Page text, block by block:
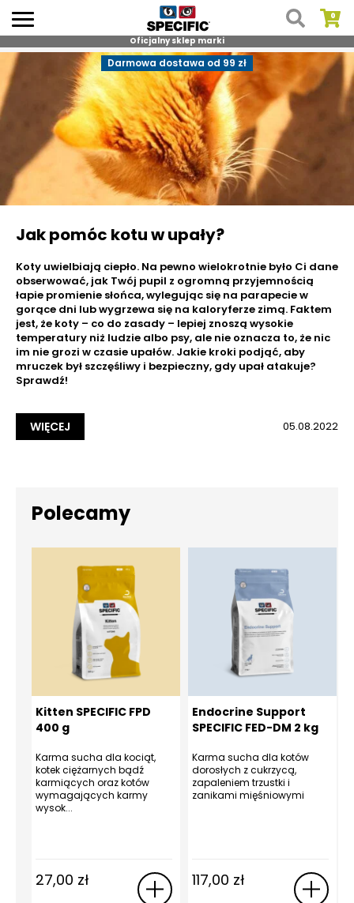
Skip
to
content
Oficjalny sklep marki
Darmowa dostawa od 99 zł
Jak pomóc kotu w upały?
Koty uwielbiają ciepło. Na pewno wielokrotnie było Ci dane
obserwować, jak Twój pupil z ogromną przyjemnością
łapie promienie słońca, wylegując się na parapecie w
gorące dni lub wygrzewa się na kaloryferze zimą. Faktem
jest, że koty – co do zasady – lepiej znoszą wysokie
temperatury niż ludzie albo psy, ale nie oznacza to, że nic
im nie grozi w czasie upałów. Jakie kroki podjąć, aby
mruczek był szczęśliwy i bezpieczny, gdy upał atakuje?
Sprawdź!
WIĘCEJ 05.08.2022
Polecamy
Kitten SPECIFIC FPD
400 g
Karma sucha dla kociąt,
kotek ciężarnych bądź
karmiących oraz kotów
wymagających karmy
wysok...
27,00 zł
Endocrine Support
SPECIFIC FED-DM 2 kg
Karma sucha dla kotów
dorosłych z cukrzycą,
zapaleniem trzustki i
zanikami mięśniowymi
117,00 zł